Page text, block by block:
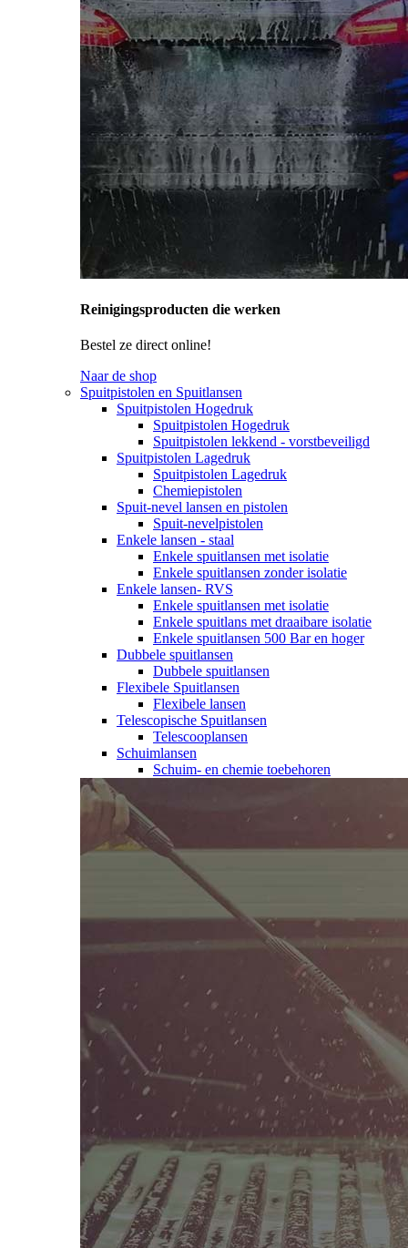
Reinigingsproducten die werken
Bestel ze direct online!
Naar de shop
Spuitpistolen en Spuitlansen
Spuitpistolen Hogedruk
Spuitpistolen Hogedruk
Spuitpistolen lekkend - vorstbeveiligd
Spuitpistolen Lagedruk
Spuitpistolen Lagedruk
Chemiepistolen
Spuit-nevel lansen en pistolen
Spuit-nevelpistolen
Enkele lansen - staal
Enkele spuitlansen met isolatie
Enkele spuitlansen zonder isolatie
Enkele lansen- RVS
Enkele spuitlansen met isolatie
Enkele spuitlans met draaibare isolatie
Enkele spuitlansen 500 Bar en hoger
Dubbele spuitlansen
Dubbele spuitlansen
Flexibele Spuitlansen
Flexibele lansen
Telescopische Spuitlansen
Telescooplansen
Schuimlansen
Schuim- en chemie toebehoren